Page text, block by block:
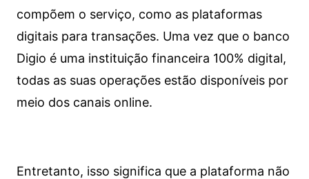
compõem o serviço, como as plataformas
digitais para transações. Uma vez que o banco
Digio é uma instituição financeira 100% digital,
todas as suas operações estão disponíveis por
meio dos canais online.
Entretanto, isso significa que a plataforma não